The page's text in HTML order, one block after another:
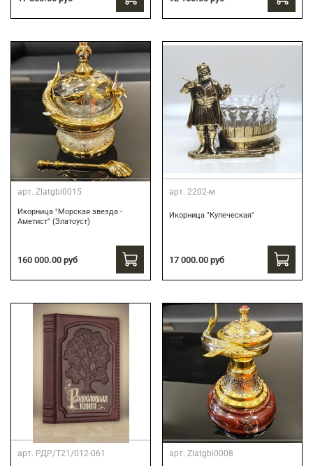
арт. Zlatgbi0015
Икорница "Морская звезда -
Аметист" (Златоуст)
160 000.00 руб
арт. 2202-м
Икорница "Купеческая"
17 000.00 руб
арт. РДР/Т21/012-061 арт. Zlatgbi0008